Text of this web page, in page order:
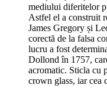
mediului diferitelor
Astfel el a construit
James Gregory și
corectă de la falsa
lucru a fost
Dollond în 1757,
acromatic. Sticla cu
crown glass, iar cea